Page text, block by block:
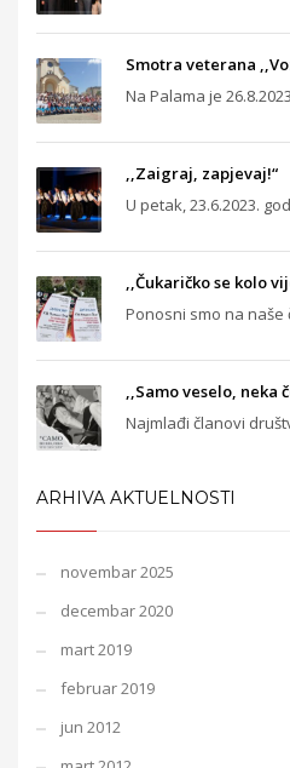
Smotra veterana
Na Palama je
,,Zaigraj, zapjevaj!“
U petak, 23.6.2023.
,,Čukaričko se kolo
Ponosni smo na naše
,,Samo veselo, neka
Najmlađi članovi
ARHIVA AKTUELNOSTI
novembar 2025
decembar 2020
mart 2019
februar 2019
jun 2012